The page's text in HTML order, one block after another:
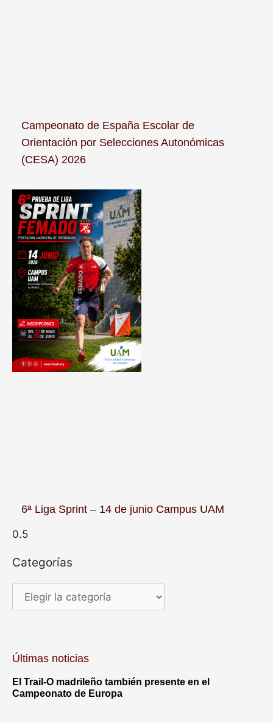
Campeonato de España Escolar de
Orientación por Selecciones Autonómicas
(CESA) 2026
6ª Liga Sprint – 14 de junio Campus UAM
Categorías
Últimas noticias
El Trail-O madrileño también presente en el
Campeonato de Europa